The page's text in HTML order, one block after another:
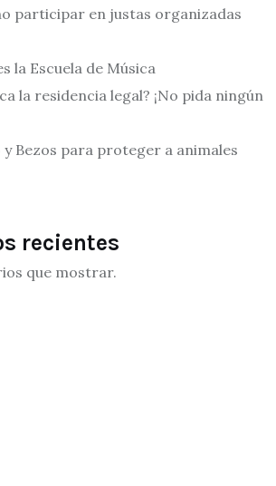
participar en justas organizadas
la Escuela de Música
la residencia legal? ¡No pida ningún
y Bezos para proteger a animales
recientes
que mostrar.